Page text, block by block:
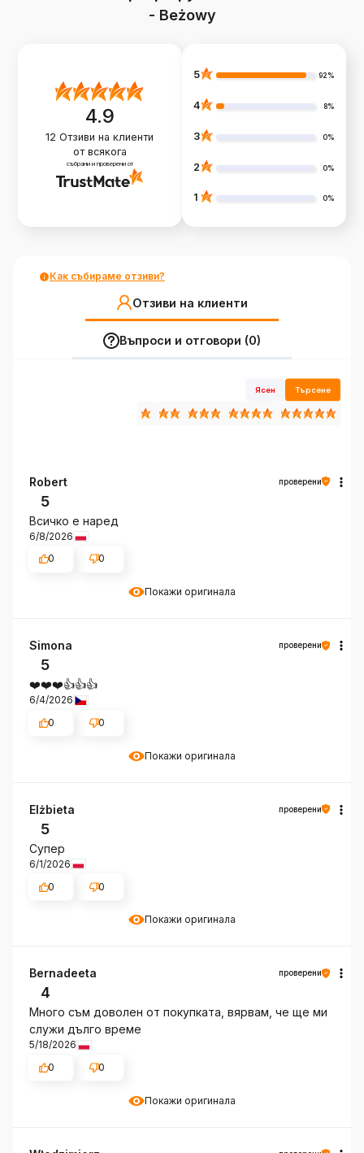
- Beżowy
4.9
12 Отзиви на клиенти
от всякога
събрани и проверени от
5 92%
4 8%
3 0%
2 0%
1 0%
Как събираме отзиви?
Отзиви на клиенти
Въпроси и отговори (0)
Ясен Търсене
Покажи оригинала
Robert проверени
5
Всичко е наред
6/8/2026
0
0
Покажи оригинала
Simona проверени
5
❤️❤️❤️👍️👍️👍️
6/4/2026
0
0
Покажи оригинала
Elżbieta проверени
5
Супер
6/1/2026
0
0
Покажи оригинала
Bernadeeta проверени
4
Много съм доволен от покупката, вярвам, че ще ми
служи дълго време
5/18/2026
0
0